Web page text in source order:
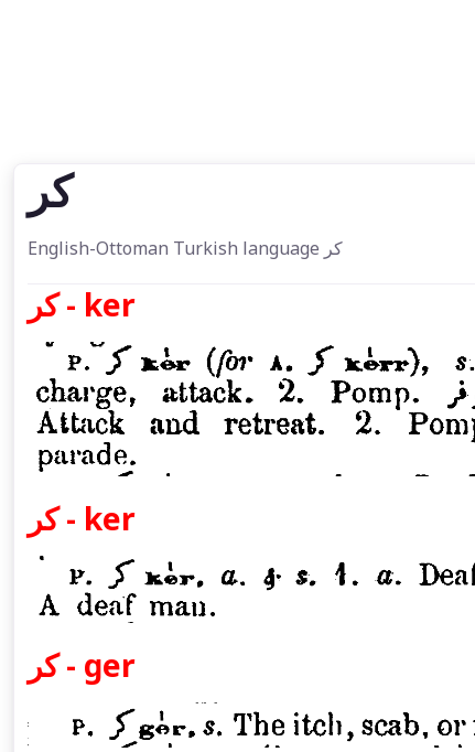
كر
English-Ottoman Turkish language كر
كر - ker
كر - ker
كر - ger